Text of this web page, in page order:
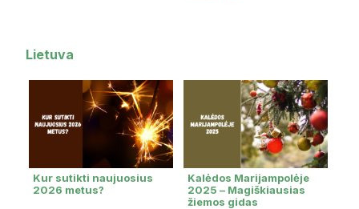
Lietuva
Kur sutikti naujuosius
2026 metus?
Kalėdos Marijampolėje
2025 – Magiškiausias
žiemos gidas